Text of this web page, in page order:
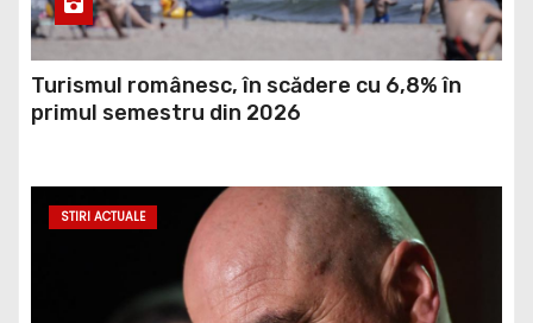
Turismul românesc, în scădere cu 6,8% în
primul semestru din 2026
STIRI ACTUALE